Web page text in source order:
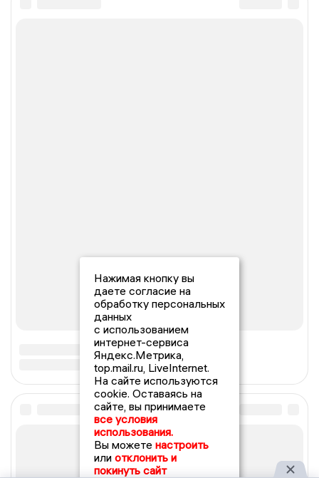
Нажимая кнопку вы
даете согласие на
обработку персональных
данных
с использованием
интернет-сервиса
Яндекс.Метрика,
top.mail.ru, LiveInternet.
На сайте используются
cookie. Оставаясь на
сайте, вы принимаете
все условия
использования.
Вы можете настроить
или отклонить и
покинуть сайт